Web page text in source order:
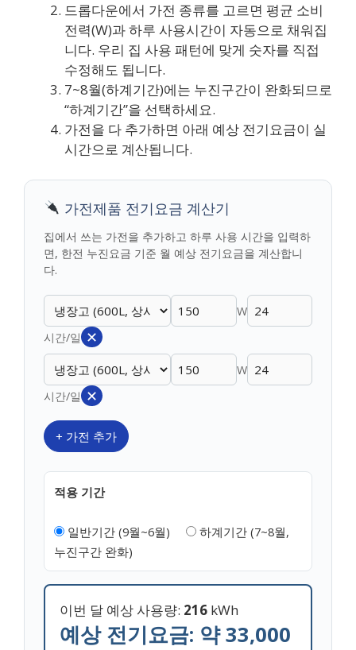
드롭다운에서 가전 종류를 고르면 평균 소비
전력(W)과 하루 사용시간이 자동으로 채워집
니다. 우리 집 사용 패턴에 맞게 숫자를 직접
수정해도 됩니다.
7~8월(하계기간)에는 누진구간이 완화되므로
“하계기간”을 선택하세요.
가전을 다 추가하면 아래 예상 전기요금이 실
시간으로 계산됩니다.
가전제품 전기요금 계산기
집에서 쓰는 가전을 추가하고 하루 사용 시간을 입력하
면, 한전 누진요금 기준 월 예상 전기요금을 계산합니
다.
W
시간/일 ✕
W
시간/일 ✕
+ 가전 추가
적용 기간
일반기간 (9월~6월)
하계기간 (7~8월,
누진구간 완화)
이번 달 예상 사용량: 216 kWh
예상 전기요금: 약33,000